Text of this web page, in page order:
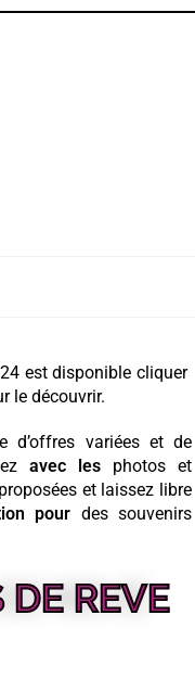
est disponible cliquer
le découvrir.
d’offres variées et de
avec lesphotos et
proposées et laissez libre
pour des souvenirs
DE REVE